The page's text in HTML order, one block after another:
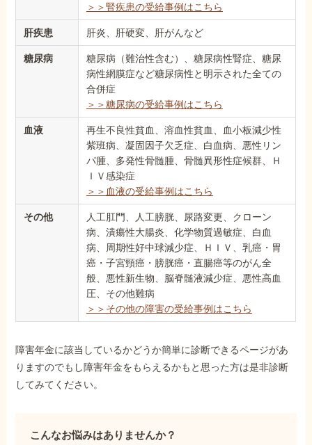
＞＞腎疾患の受給事例はこちら
肝疾患 肝炎、肝硬変、肝がんなど
糖尿病
糖尿病（難治性含む）、糖尿病性腎症、糖尿
病性網膜症など糖尿病性と明示された全ての
合併症
＞＞糖尿病の受給事例はこちら
血液
再生不良性貧血、溶血性貧血、血小板減少性
紫班病、凝固因子欠乏症、白血病、悪性リン
パ腫、多発性骨髄腫、骨髄異形性症候群、Ｈ
ＩＶ感染症
＞＞血液の受給事例はこちら
その他
人工肛門、人工膀胱、尿路変更、クローン
病、潰瘍性大腸炎、化学物質過敏症、白血
病、周期性好中球減少症、ＨＩＶ、乳癌・胃
癌・子宮頸癌・膀胱癌・直腸癌等のがん全
般、悪性新生物、脳脊髄液減少症、悪性高血
圧、その他難病
＞＞その他の障害の受給事例はこちら
障害年金に該当しているかどうか簡単に診断できるページがあ
りますのでもし障害年金をもらえるかもと思った方は是非診断
してみてください。
こんなお悩みはありませんか？